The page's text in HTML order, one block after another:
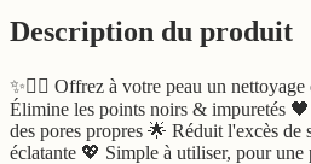
Description du produit
✨💆‍♀️ Offrez à votre peau un
Élimine les points noirs & impuretés
des pores propres 🌟 Réduit l'excès de
éclatante 💖 Simple à utiliser, pour une